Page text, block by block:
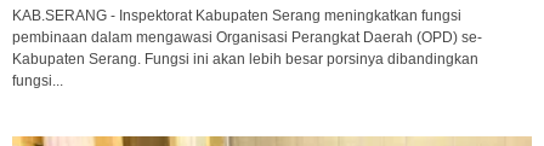
KAB.SERANG - Inspektorat Kabupaten Serang meningkatkan fungsi
pembinaan dalam mengawasi Organisasi Perangkat Daerah (OPD) se-
Kabupaten Serang. Fungsi ini akan lebih besar porsinya dibandingkan
fungsi...